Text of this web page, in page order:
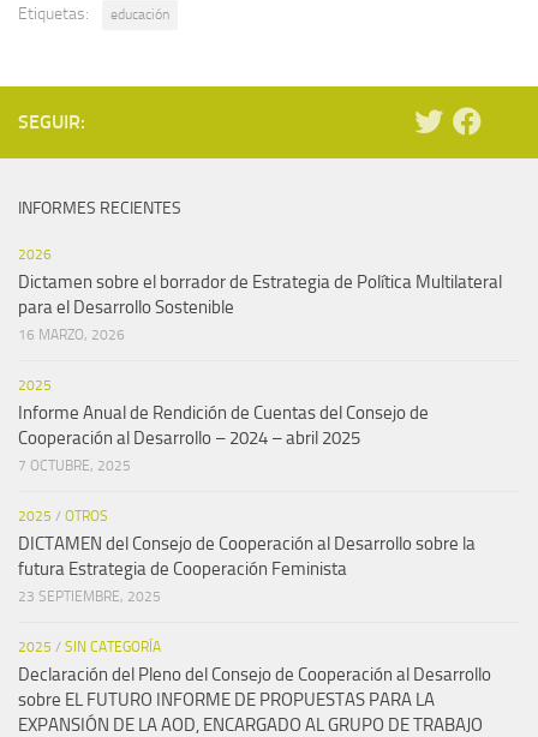
Etiquetas: educación
SEGUIR:
INFORMES RECIENTES
2026
Dictamen sobre el borrador de Estrategia de Política Multilateral
para el Desarrollo Sostenible
16 MARZO, 2026
2025
Informe Anual de Rendición de Cuentas del Consejo de
Cooperación al Desarrollo – 2024 – abril 2025
7 OCTUBRE, 2025
2025 / OTROS
DICTAMEN del Consejo de Cooperación al Desarrollo sobre la
futura Estrategia de Cooperación Feminista
23 SEPTIEMBRE, 2025
2025 / SIN CATEGORÍA
Declaración del Pleno del Consejo de Cooperación al Desarrollo
sobre EL FUTURO INFORME DE PROPUESTAS PARA LA
EXPANSIÓN DE LA AOD, ENCARGADO AL GRUPO DE TRABAJO